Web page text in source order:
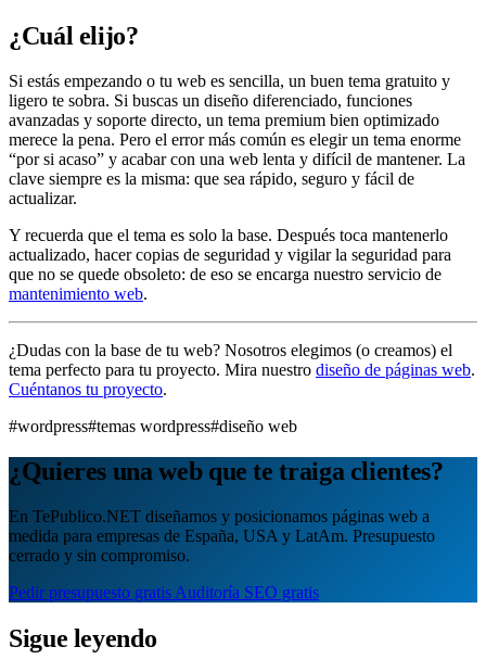
¿Cuál elijo?
Si estás empezando o tu web es sencilla, un buen tema gratuito y
ligero te sobra. Si buscas un diseño diferenciado, funciones
avanzadas y soporte directo, un tema premium bien optimizado
merece la pena. Pero el error más común es elegir un tema enorme
“por si acaso” y acabar con una web lenta y difícil de mantener. La
clave siempre es la misma: que sea rápido, seguro y fácil de
actualizar.
Y recuerda que el tema es solo la base. Después toca mantenerlo
actualizado, hacer copias de seguridad y vigilar la seguridad para
que no se quede obsoleto: de eso se encarga nuestro servicio de
mantenimiento web.
¿Dudas con la base de tu web? Nosotros elegimos (o creamos) el
tema perfecto para tu proyecto. Mira nuestro diseño de páginas web.
Cuéntanos tu proyecto.
#wordpress#temas wordpress#diseño web
¿Quieres una web que te traiga clientes?
En TePublico.NET diseñamos y posicionamos páginas web a
medida para empresas de España, USA y LatAm. Presupuesto
cerrado y sin compromiso.
Pedir presupuesto gratis Auditoría SEO gratis
Sigue leyendo